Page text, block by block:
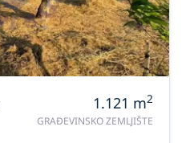
1.121 m2
GRAĐEVINSKO ZEMLJIŠTE